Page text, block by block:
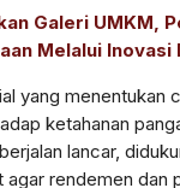
Galeri UMKM,
Melalui Inovasi
yang menentukan
ketahanan
lancar,
rendemen dan